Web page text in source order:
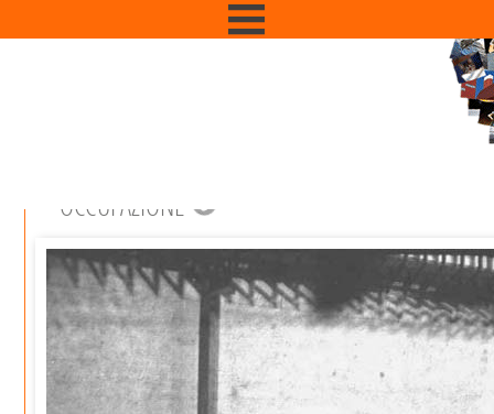
OCCUPAZIONE